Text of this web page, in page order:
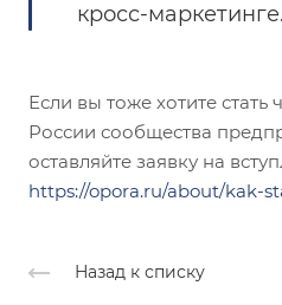
кросс-маркетинге.
Если вы тоже хотите
России сообщества
оставляйте заявку на
https://opora.ru/about/kak-
Назад к списку